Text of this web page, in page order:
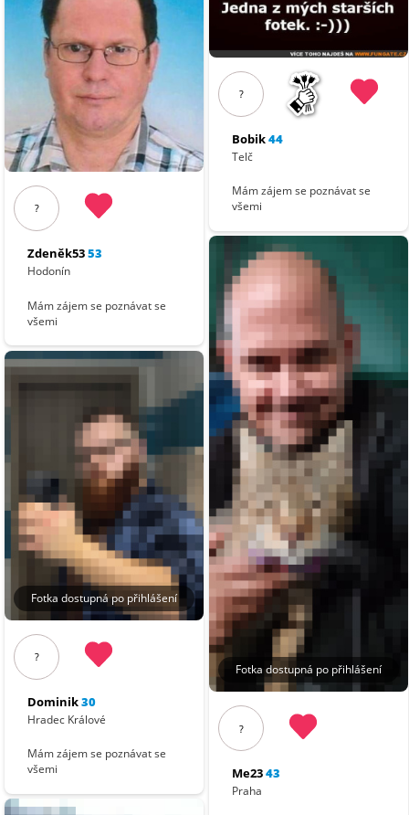
?
Zdeněk5353
Hodonín
Mám zájem se poznávat se
všemi
Fotka dostupná po přihlášení
?
Dominik30
Hradec Králové
Mám zájem se poznávat se
všemi
?
Bobik44
Telč
Mám zájem se poznávat se
všemi
Fotka dostupná po přihlášení
?
Me2343
Praha